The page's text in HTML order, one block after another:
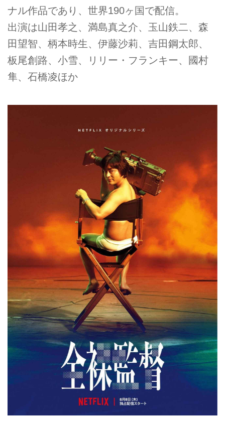
ナル作品であり、世界190ヶ国で配信。
出演は山田孝之、満島真之介、玉山鉄二、森
田望智、柄本時生、伊藤沙莉、吉田鋼太郎、
板尾創路、小雪、リリー・フランキー、國村
隼、石橋凌ほか